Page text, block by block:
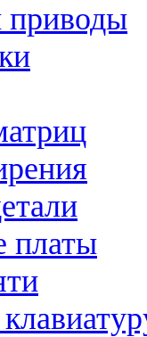
приводы
платы